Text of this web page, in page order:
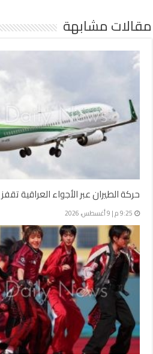
مقالات مشابهة
حركة الطيران عبر الأجواء العراقية تقفز 25% في يوليو الماضي
9:25 م | 9 أغسطس، 2026